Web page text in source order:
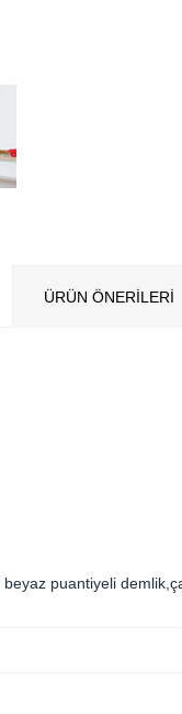
ÜRÜN ÖNERILERI
puantiyeli